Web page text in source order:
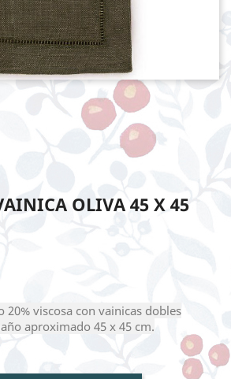
OLIVA 45 X 45
20% viscosa con vainicas dobles
aproximado 45 x 45 cm.